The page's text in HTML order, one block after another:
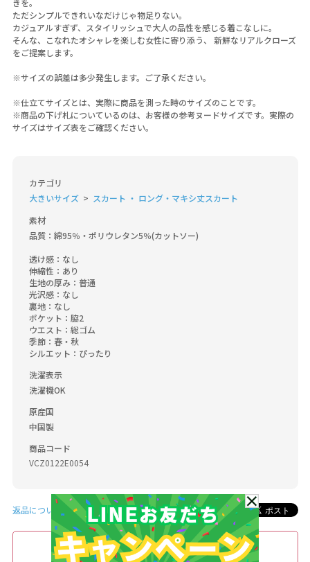
ただシンプルできれいなだけじゃ物足りない。
カジュアルすぎず、スタイリッシュで大人の品性を感じる着こなしに。
そんな、こなれたオシャレを楽しむ女性に寄り添う、 新鮮なリアルクローズ
をご提案します。
※サイズの誤差は多少発生します。ご了承ください。
※仕立てサイズとは、実際に商品を測った時のサイズのことです。
※商品の下げ札についているのは、お客様の参考ヌードサイズです。実際の
サイズはサイズ表をご確認ください。
カテゴリ
大きいサイズ
スカート ・ ロング・マキシ丈スカート
素材
品質：綿95％・ポリウレタン5％(カットソー)
透け感：なし
伸縮性：あり
生地の厚み：普通
光沢感：なし
裏地：なし
ポケット：脇2
ウエスト：総ゴム
季節：春・秋
シルエット：ぴったり
洗濯表示
洗濯機OK
原産国
中国製
商品コード
VCZ0122E0054
返品について
このブランドをお気に入り登録する